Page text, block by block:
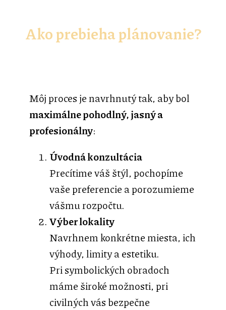
Ako prebieha plánovanie?
Môj proces je navrhnutý tak, aby bol
maximálne pohodlný, jasný a
profesionálny:
Úvodná konzultácia
Precítime váš štýl, pochopíme
vaše preferencie a porozumieme
vášmu rozpočtu.
Výber lokality
Navrhnem konkrétne miesta, ich
výhody, limity a estetiku.
Pri symbolických obradoch
máme široké možnosti, pri
civilných vás bezpečne